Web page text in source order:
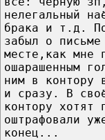
нелегальный
брака и т.д.
забыл о
месте,как мне
ошарашенным
ним в контору
и сразу. В
контору хотят
оштрафовали
конец...